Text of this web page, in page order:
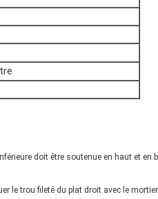
doit être soutenue en haut et en
le trou fileté du plat droit avec le